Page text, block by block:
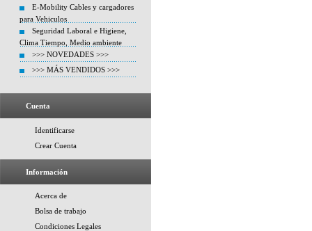
E-Mobility Cables y cargadores
para Vehiculos
Seguridad Laboral e Higiene,
Clima Tiempo, Medio ambiente
>>> NOVEDADES >>>
>>> MÁS VENDIDOS >>>
Cuenta
Identificarse
Crear Cuenta
Información
Acerca de
Bolsa de trabajo
Condiciones Legales